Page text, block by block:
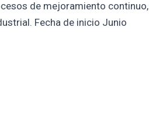
de mejoramiento continuo,
Fecha de inicio Junio